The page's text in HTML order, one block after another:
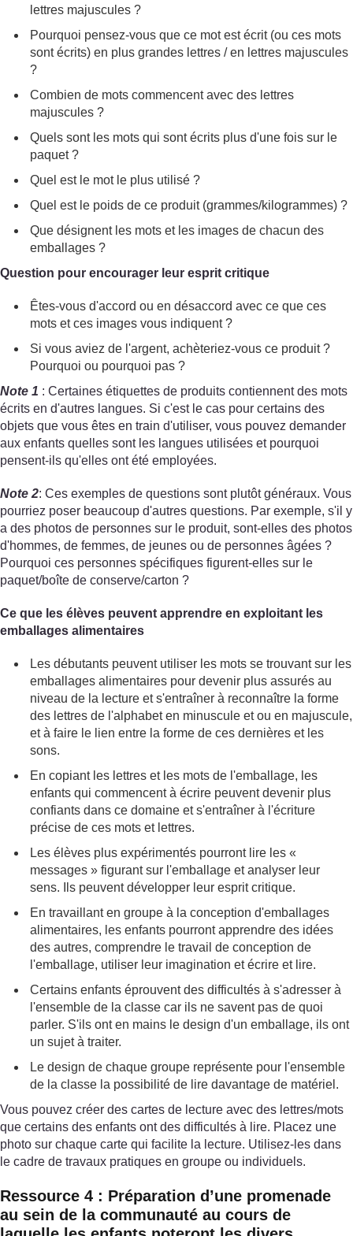
lettres majuscules ?
Pourquoi pensez-vous que ce mot est écrit (ou ces mots
sont écrits) en plus grandes lettres / en lettres majuscules
?
Combien de mots commencent avec des lettres
majuscules ?
Quels sont les mots qui sont écrits plus d'une fois sur le
paquet ?
Quel est le mot le plus utilisé ?
Quel est le poids de ce produit (grammes/kilogrammes) ?
Que désignent les mots et les images de chacun des
emballages ?
Question pour encourager leur esprit critique
Êtes-vous d'accord ou en désaccord avec ce que ces
mots et ces images vous indiquent ?
Si vous aviez de l'argent, achèteriez-vous ce produit ?
Pourquoi ou pourquoi pas ?
Note 1 : Certaines étiquettes de produits contiennent des mots
écrits en d'autres langues. Si c'est le cas pour certains des
objets que vous êtes en train d'utiliser, vous pouvez demander
aux enfants quelles sont les langues utilisées et pourquoi
pensent-ils qu'elles ont été employées.
Note 2: Ces exemples de questions sont plutôt généraux. Vous
pourriez poser beaucoup d'autres questions. Par exemple, s'il y
a des photos de personnes sur le produit, sont-elles des photos
d'hommes, de femmes, de jeunes ou de personnes âgées ?
Pourquoi ces personnes spécifiques figurent-elles sur le
paquet/boîte de conserve/carton ?
Ce que les élèves peuvent apprendre en exploitant les
emballages alimentaires
Les débutants peuvent utiliser les mots se trouvant sur les
emballages alimentaires pour devenir plus assurés au
niveau de la lecture et s'entraîner à reconnaître la forme
des lettres de l'alphabet en minuscule et ou en majuscule,
et à faire le lien entre la forme de ces dernières et les
sons.
En copiant les lettres et les mots de l'emballage, les
enfants qui commencent à écrire peuvent devenir plus
confiants dans ce domaine et s'entraîner à l'écriture
précise de ces mots et lettres.
Les élèves plus expérimentés pourront lire les «
messages » figurant sur l'emballage et analyser leur
sens. Ils peuvent développer leur esprit critique.
En travaillant en groupe à la conception d'emballages
alimentaires, les enfants pourront apprendre des idées
des autres, comprendre le travail de conception de
l'emballage, utiliser leur imagination et écrire et lire.
Certains enfants éprouvent des difficultés à s'adresser à
l'ensemble de la classe car ils ne savent pas de quoi
parler. S'ils ont en mains le design d'un emballage, ils ont
un sujet à traiter.
Le design de chaque groupe représente pour l'ensemble
de la classe la possibilité de lire davantage de matériel.
Vous pouvez créer des cartes de lecture avec des lettres/mots
que certains des enfants ont des difficultés à lire. Placez une
photo sur chaque carte qui facilite la lecture. Utilisez-les dans
le cadre de travaux pratiques en groupe ou individuels.
Ressource 4 : Préparation d’une promenade
au sein de la communauté au cours de